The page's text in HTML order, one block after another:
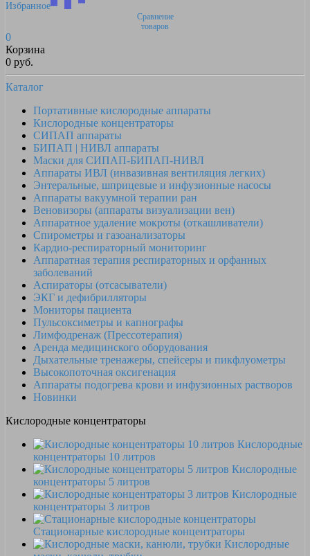
Избранное
Сравнение
товаров
0
Корзина
0 руб.
Каталог
Портативные кислородные аппараты
Кислородные концентраторы
СИПАП аппараты
БИПАП | НИВЛ аппараты
Маски для СИПАП-БИПАП-НИВЛ
Аппараты ИВЛ (инвазивная вентиляция легких)
Энтеральные, шприцевые и инфузионные насосы
Аппараты вакуумной терапии ран
Веновизоры (аппараты визуализации вен)
Аппаратное удаление мокроты (откашливатели)
Спирометры и газоанализаторы
Кардио-респираторный мониторинг
Аппаратная терапия респираторных и орфанных
заболеваний
Аспираторы (отсасыватели)
ЭКГ и дефибрилляторы
Мониторы пациента
Пульсоксиметры и капнографы
Лимфодренаж (Прессотерапия)
Аренда медицинского оборудования
Дыхательные тренажеры, спейсеры и пикфлуометры
Высокопоточная оксигенация
Аппараты подогрева крови и инфузионных растворов
Новинки
Кислородные концентраторы
Кислородные
концентраторы 10 литров
Кислородные
концентраторы 5 литров
Кислородные
концентраторы 3 литров
Стационарные кислородные концентраторы
Кислородные